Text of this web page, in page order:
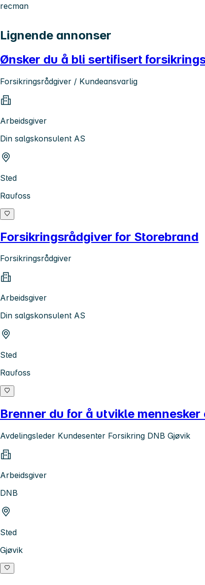
recman
Lignende annonser
Ønsker du å bli sertifisert
Forsikringsrådgiver / Kundeansvarlig
Arbeidsgiver
Din salgskonsulent AS
Sted
Raufoss
Forsikringsrådgiver for Storebrand
Forsikringsrådgiver
Arbeidsgiver
Din salgskonsulent AS
Sted
Raufoss
Brenner du for å utvikle
Avdelingsleder Kundesenter Forsikring DNB Gjøvik
Arbeidsgiver
DNB
Sted
Gjøvik